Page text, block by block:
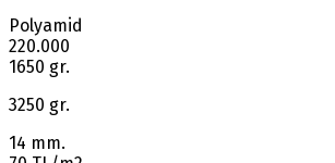
Polyamid
220.000
1650 gr.
3250 gr.
14 mm.